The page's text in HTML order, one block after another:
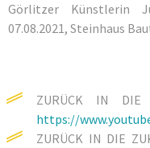
Görlitzer Künstlerin
07.08.2021, Steinhaus
ZURÜCK IN DIE
https://
ZURÜCK IN DIE